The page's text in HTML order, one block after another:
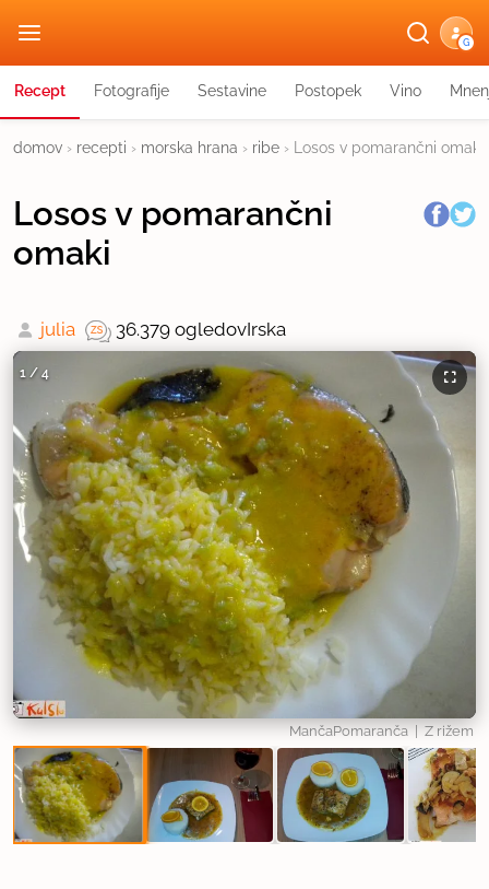
G
Recept Fotografije Sestavine Postopek Vino
domov › recepti › morska hrana › ribe › Losos v pomarančni omaki
Losos v pomarančni
omaki
julia 36.379 ogledovIrska
1 / 4
MančaPomaranča | Z rižem